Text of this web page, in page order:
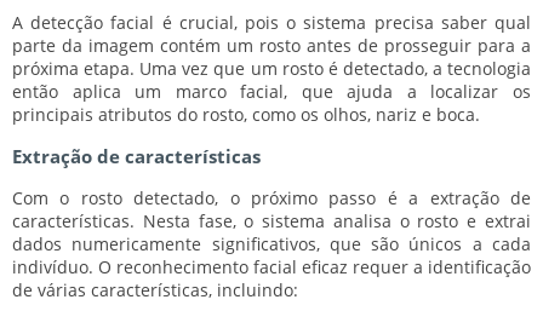
A detecção facial é crucial, pois o sistema precisa saber qual
parte da imagem contém um rosto antes de prosseguir para a
próxima etapa. Uma vez que um rosto é detectado, a tecnologia
então aplica um marco facial, que ajuda a localizar os
principais atributos do rosto, como os olhos, nariz e boca.
Extração de características
Com o rosto detectado, o próximo passo é a extração de
características. Nesta fase, o sistema analisa o rosto e extrai
dados numericamente significativos, que são únicos a cada
indivíduo. O reconhecimento facial eficaz requer a identificação
de várias características, incluindo: